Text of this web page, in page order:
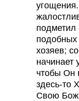
подметил
хозяев;
начинает
чтобы Он
здесь-то
Свою